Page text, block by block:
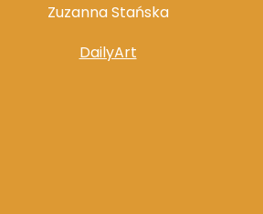
Zuzanna Stańska
DailyArt